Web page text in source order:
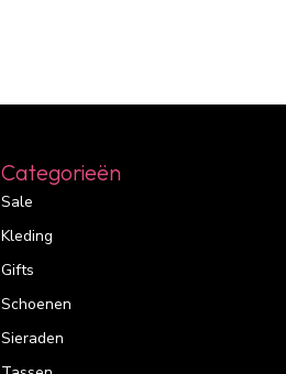
Categorieën
Sale
Kleding
Gifts
Schoenen
Sieraden